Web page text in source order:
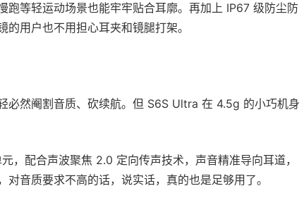
跑等轻运动场景也能牢牢贴合耳廓。再加上 IP67 级防尘防
用户也不用担心耳夹和镜腿打架。
必然阉割音质、砍续航。但 S6S Ultra 在 4.5g 的小巧机身
，配合声波聚焦 2.0 定向传声技术，声音精准导向耳道，
音质要求不高的话，说实话，真的也是足够用了。